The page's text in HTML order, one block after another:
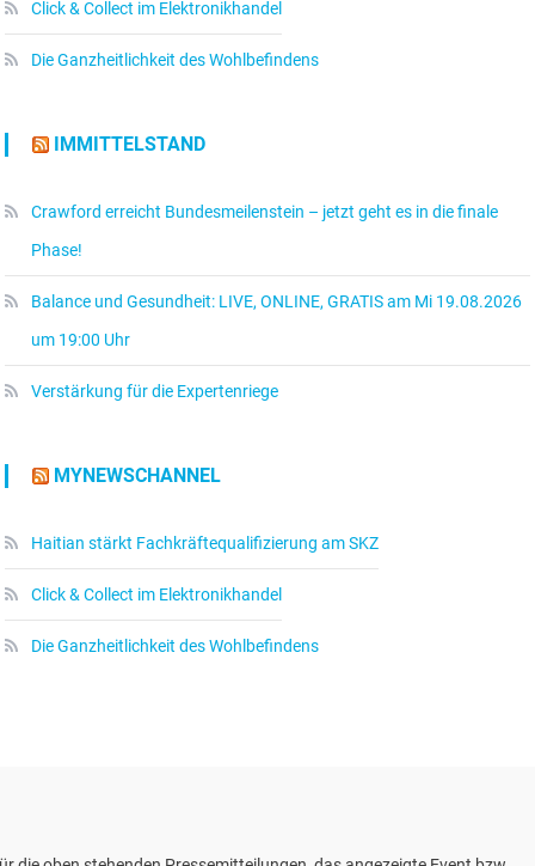
Click & Collect im Elektronikhandel
Die Ganzheitlichkeit des Wohlbefindens
IMMITTELSTAND
Crawford erreicht Bundesmeilenstein – jetzt geht es in die finale
Phase!
Balance und Gesundheit: LIVE, ONLINE, GRATIS am Mi 19.08.2026
um 19:00 Uhr
Verstärkung für die Expertenriege
MYNEWSCHANNEL
Haitian stärkt Fachkräftequalifizierung am SKZ
Click & Collect im Elektronikhandel
Die Ganzheitlichkeit des Wohlbefindens